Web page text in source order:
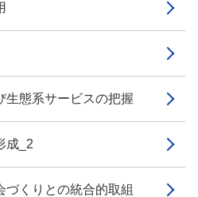
態系サービスの把握
成_2
くりとの統合的取組